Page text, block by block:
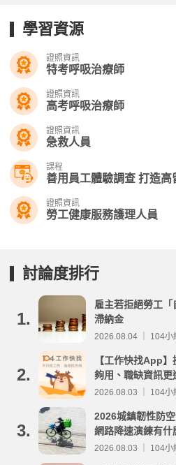
學習資源
證照資訊
特考呼吸治療師
證照資訊
高考呼吸治療師
證照資訊
急救人員
課程
善用員工體驗調查 打造高
證照資訊
勞工健康服務護理人員
討論度排行
1.
雇主若拒絕勞工
滯納金
2026.08.04 ｜ 104小
2.
【工作快找App
夠用、職缺資訊
2026.08.03 ｜ 104小
3.
2026城鎮韌性防
網路降速演練有什
事項整理
2026.08.03 ｜ 104小